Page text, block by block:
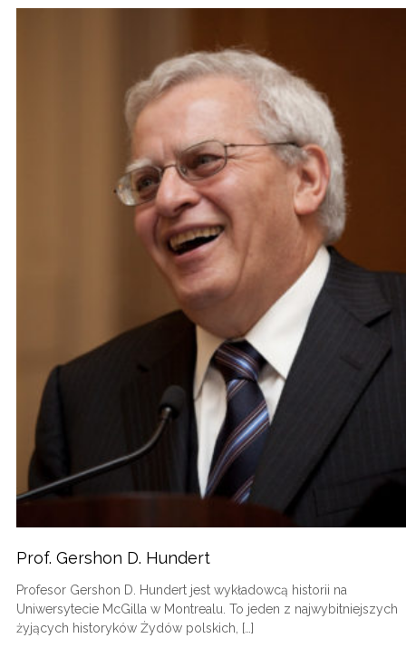
Prof. Gershon D. Hundert
Profesor Gershon D. Hundert jest wykładowcą historii na
Uniwersytecie McGilla w Montrealu. To jeden z najwybitniejszych
żyjących historyków Żydów polskich, […]